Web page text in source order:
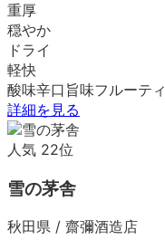
重厚
穏やか
ドライ
軽快
酸味辛口 旨味フルーティ
詳細を見る
人気 22位
雪の茅舎
秋田県 / 齋彌酒造店